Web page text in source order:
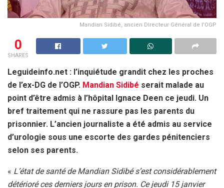
Mandian Sidibé, ancien Directeur Général de l'OGP
0
SHARES
Leguideinfo.net : l’inquiétude grandit chez les proches
de l’ex-DG de l’OGP. Mandian Sidibé serait malade au
point d’être admis à l’hôpital Ignace Deen ce jeudi. Un
bref traitement qui ne rassure pas les parents du
prisonnier. L’ancien journaliste a été admis au service
d’urologie sous une escorte des gardes pénitenciers
selon ses parents.
« L’état de santé de Mandian Sidibé s’est considérablement
détérioré ces derniers jours en prison. Ce jeudi 15 janvier